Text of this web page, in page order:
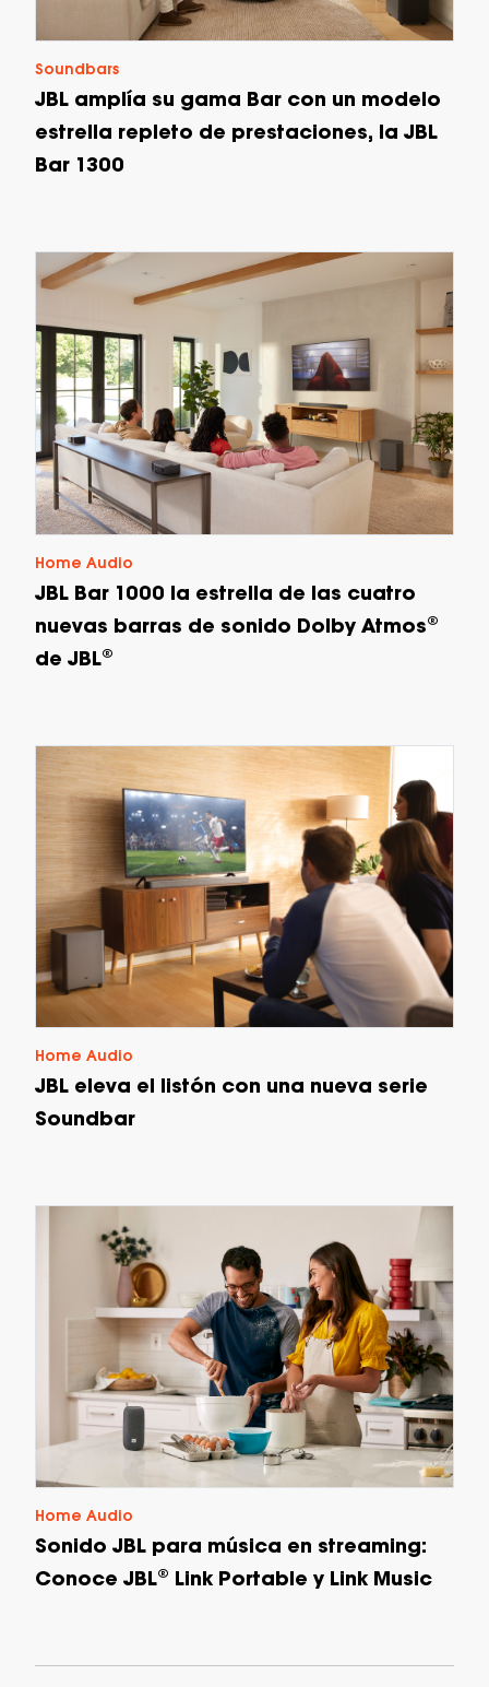
Soundbars
JBL amplía su gama Bar con un modelo
estrella repleto de prestaciones, la JBL
Bar 1300
Home Audio
JBL Bar 1000 la estrella de las cuatro
nuevas barras de sonido Dolby Atmos®
de JBL®
Home Audio
JBL eleva el listón con una nueva serie
Soundbar
Home Audio
Sonido JBL para música en streaming:
Conoce JBL® Link Portable y Link Music